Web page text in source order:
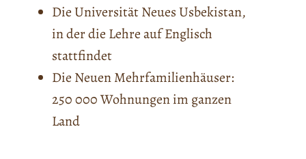
Die Universität Neues Usbekistan,
in der die Lehre auf Englisch
stattfindet
Die Neuen Mehrfamilienhäuser:
250 000 Wohnungen im ganzen
Land